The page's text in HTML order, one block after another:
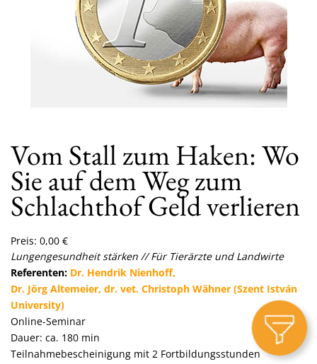
Vom Stall zum Haken: Wo
Sie auf dem Weg zum
Schlachthof Geld verlieren
Preis: 0,00 €
Lungengesundheit stärken // Für Tierärzte und Landwirte
Referenten: Dr. Hendrik Nienhoff,
Dr. Jörg Altemeier, dr. vet. Christoph Wähner (Szent István
University)
Online-Seminar
Dauer: ca. 180 min
Teilnahmebescheinigung mit 2 Fortbildungsstunden